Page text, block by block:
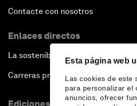
Esta página web
Las cookies de este
para personalizar el
anuncios, ofrecer
Contacte con nosotros
Enlaces directos
La sostenibilidad en el Foro
Carreras profesionales
Ediciones en otros idiomas